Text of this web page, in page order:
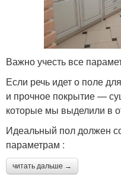
Важно учесть все
Если речь идет о поле
и прочное покрытие —
которые мы выделили в
Идеальный пол должен
параметрам :
читать дальше →